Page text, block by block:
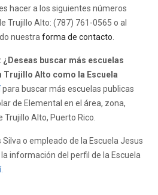
hacer a los siguientes números
Trujillo Alto: (787) 761-0565 o al
nuestra forma de contacto
buscar más escuelas
Trujillo Alto como la Escuela
para buscar más escuelas publicas
de Elemental en el área, zona,
Alto, Puerto Rico.
Silva o empleado de la Escuela Jesus
información del perfil de la Escuela